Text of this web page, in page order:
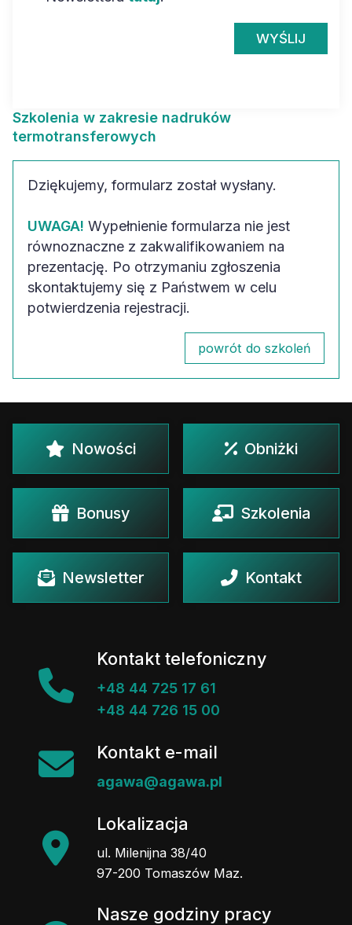
WYŚLIJ
Szkolenia w zakresie nadruków
termotransferowych
Dziękujemy, formularz został wysłany.
UWAGA! Wypełnienie formularza nie jest
równoznaczne z zakwalifikowaniem na
prezentację. Po otrzymaniu zgłoszenia
skontaktujemy się z Państwem w celu
potwierdzenia rejestracji.
powrót do szkoleń
Nowości Obniżki
Bonusy Szkolenia
Newsletter Kontakt
Kontakt telefoniczny
+48 44 725 17 61
+48 44 726 15 00
Kontakt e-mail
agawa@agawa.pl
Lokalizacja
ul. Milenijna 38/40
97-200 Tomaszów Maz.
Nasze godziny pracy